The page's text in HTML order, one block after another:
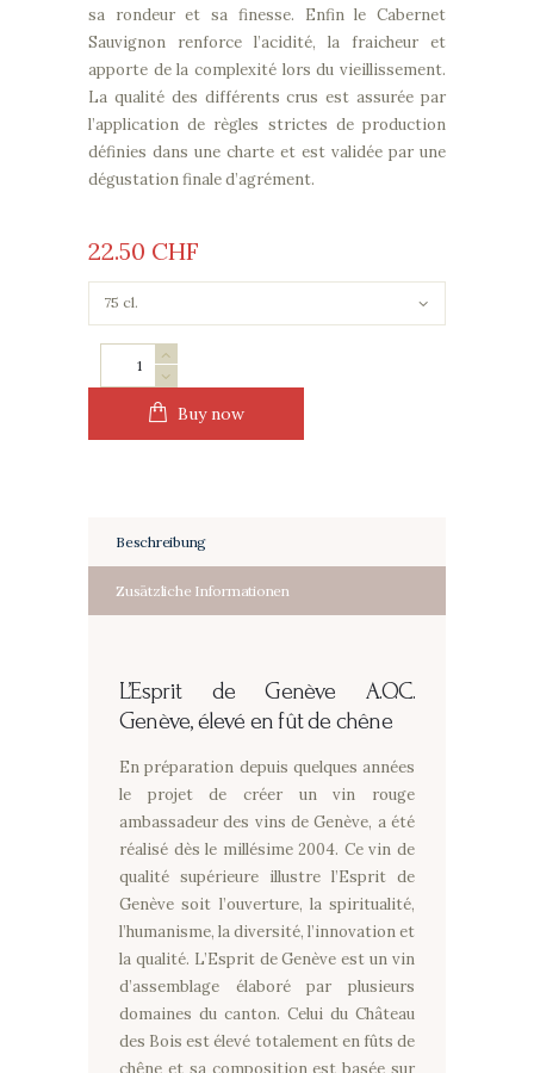
sa rondeur et sa finesse. Enfin le Cabernet
Sauvignon renforce l’acidité, la fraicheur et
apporte de la complexité lors du vieillissement.
La qualité des différents crus est assurée par
l’application de règles strictes de production
définies dans une charte et est validée par une
dégustation finale d’agrément.
22 50 CHF
L'Esprit
de
Genève
-
de
Buy now
Beschreibung
Zusätzliche Informationen
L’Esprit de Genève A.O.C.
Genève, élevé en fût de chêne
En préparation depuis quelques années
le projet de créer un vin rouge
ambassadeur des vins de Genève, a été
réalisé dès le millésime 2004. Ce vin de
qualité supérieure illustre l’Esprit de
Genève soit l’ouverture, la spiritualité,
l’humanisme, la diversité, l’innovation et
la qualité. L’Esprit de Genève est un vin
d’assemblage élaboré par plusieurs
domaines du canton. Celui du Château
des Bois est élevé totalement en fûts de